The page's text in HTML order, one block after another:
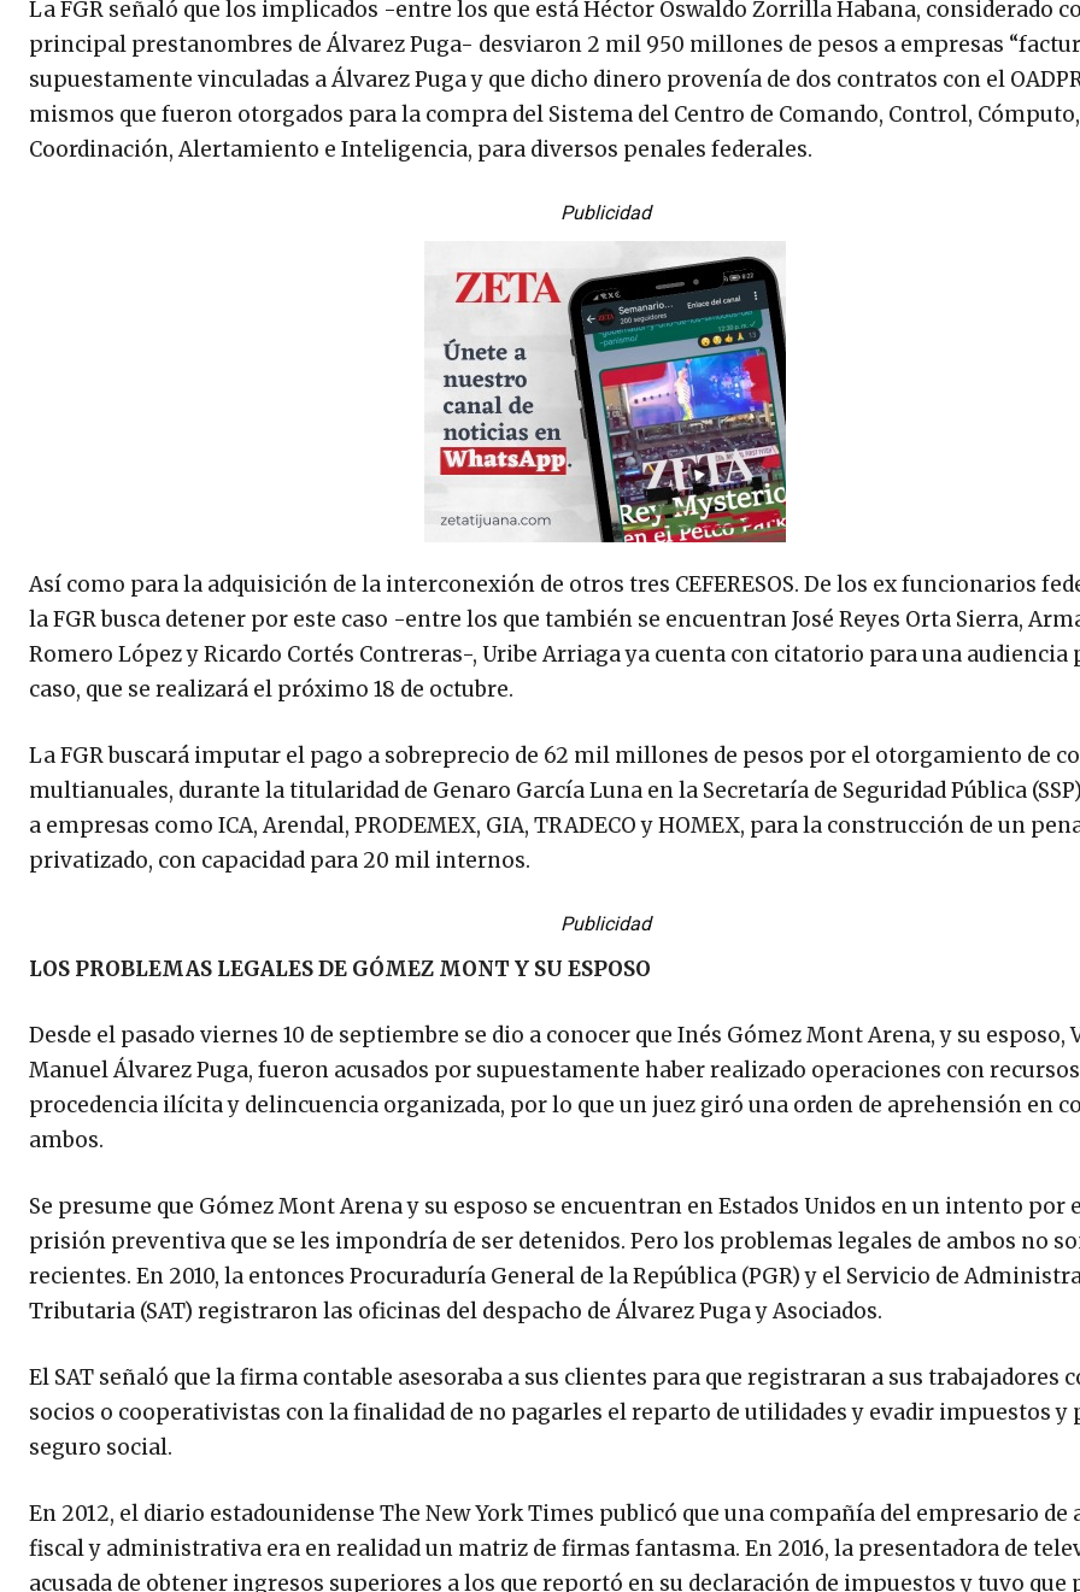
La FGR señaló que los implicados -entre los que está Héctor Oswaldo Zorrilla Habana, considerado
principal prestanombres de Álvarez Puga- desviaron 2 mil 950 millones de pesos a empresas
supuestamente vinculadas a Álvarez Puga y que dicho dinero provenía de dos contratos con el
mismos que fueron otorgados para la compra del Sistema del Centro de Comando, Control, Cómputo,
Coordinación, Alertamiento e Inteligencia, para diversos penales federales.
Publicidad
Así como para la adquisición de la interconexión de otros tres CEFERESOS. De los ex funcionarios
la FGR busca detener por este caso -entre los que también se encuentran José Reyes Orta Sierra,
Romero López y Ricardo Cortés Contreras-, Uribe Arriaga ya cuenta con citatorio para una audiencia
caso, que se realizará el próximo 18 de octubre.
La FGR buscará imputar el pago a sobreprecio de 62 mil millones de pesos por el otorgamiento de
multianuales, durante la titularidad de Genaro García Luna en la Secretaría de Seguridad Pública
a empresas como ICA, Arendal, PRODEMEX, GIA, TRADECO y HOMEX, para la construcción de un
privatizado, con capacidad para 20 mil internos.
Publicidad
LOS PROBLEMAS LEGALES DE GÓMEZ MONT Y SU ESPOSO
Desde el pasado viernes 10 de septiembre se dio a conocer que Inés Gómez Mont Arena, y su esposo,
Manuel Álvarez Puga, fueron acusados por supuestamente haber realizado operaciones con
procedencia ilícita y delincuencia organizada, por lo que un juez giró una orden de aprehensión en
ambos.
Se presume que Gómez Mont Arena y su esposo se encuentran en Estados Unidos en un intento por
prisión preventiva que se les impondría de ser detenidos. Pero los problemas legales de ambos no
recientes. En 2010, la entonces Procuraduría General de la República (PGR) y el Servicio de
Tributaria (SAT) registraron las oficinas del despacho de Álvarez Puga y Asociados.
El SAT señaló que la firma contable asesoraba a sus clientes para que registraran a sus trabajadores
socios o cooperativistas con la finalidad de no pagarles el reparto de utilidades y evadir impuestos y
seguro social.
En 2012, el diario estadounidense The New York Times publicó que una compañía del empresario de
fiscal y administrativa era en realidad un matriz de firmas fantasma. En 2016, la presentadora de
acusada de obtener ingresos superiores a los que reportó en su declaración de impuestos y tuvo que